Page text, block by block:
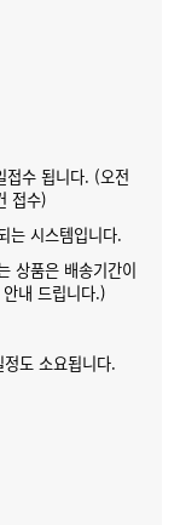
접수 됩니다. (오전
접수)
는 시스템입니다.
상품은 배송기간이
내 드립니다.)
도 소요됩니다.